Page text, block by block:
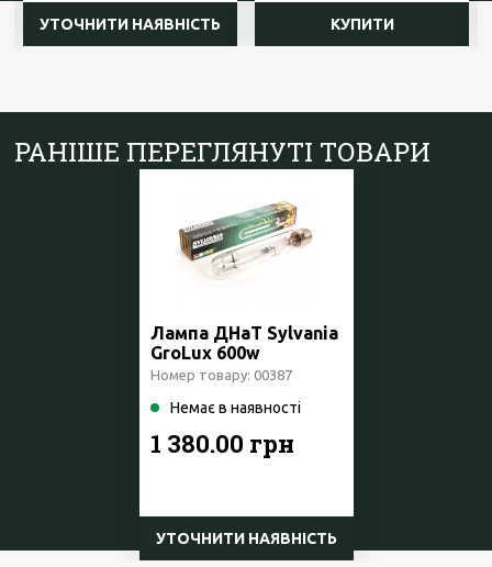
УТОЧНИТИ НАЯВНІСТЬ КУПИТИ
РАНІШЕ ПЕРЕГЛЯНУТІ ТОВАРИ
Лампа ДНаТ Sylvania
GroLux 600w
Номер товару: 00387
Немає в наявності
1 380.00 грн
УТОЧНИТИ НАЯВНІСТЬ